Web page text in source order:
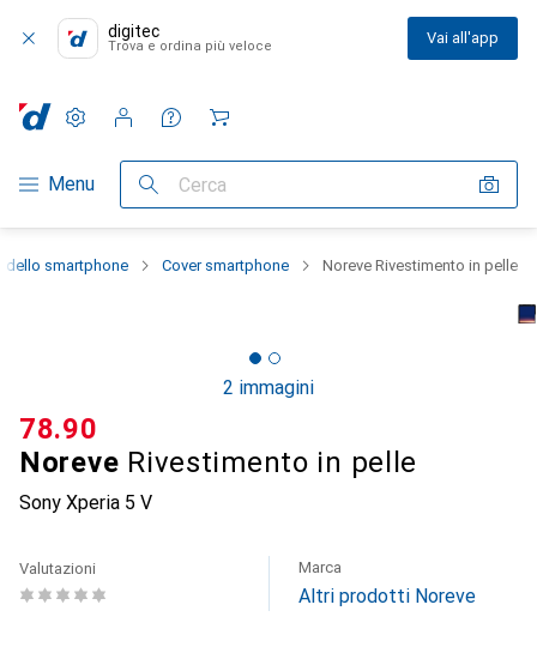
digitec
Trova e ordina più veloce Vai all'app
Categoria Navigazione
Menu Cerca
Impostazioni
Conto cliente
Liste di confronto
Liste dei desideri
Carrello
dello smartphone Cover smartphone Noreve Rivestimento in pelle
2 immagini
Noreve Rivestimento in pelle
Sony Xperia 5 V
CHF
78.90
Valutazioni Marca
Altri prodotti Noreve